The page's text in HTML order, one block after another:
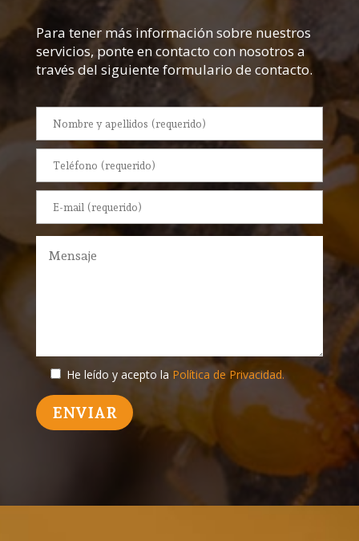
Para tener más información sobre nuestros
servicios, ponte en contacto con nosotros a
través del siguiente formulario de contacto.
He leído y acepto la Política de Privacidad.